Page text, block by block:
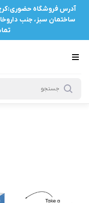
آدرس فروشگاه
ساختمان سبز، جنب
تماس: